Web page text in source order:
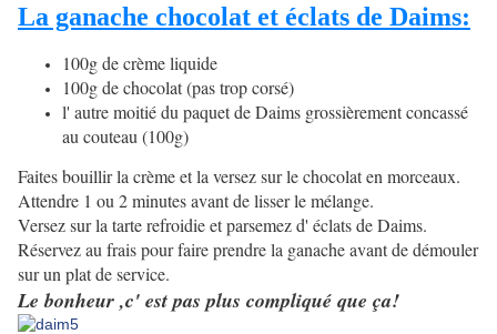
La ganache chocolat et éclats de Daims:
100g de crème liquide
100g de chocolat (pas trop corsé)
l' autre moitié du paquet de Daims grossièrement concassé
au couteau (100g)
Faites bouillir la crème et la versez sur le chocolat en morceaux.
Attendre 1 ou 2 minutes avant de lisser le mélange.
Versez sur la tarte refroidie et parsemez d' éclats de Daims.
Réservez au frais pour faire prendre la ganache avant de démouler
sur un plat de service.
Le bonheur ,c' est pas plus compliqué que ça!